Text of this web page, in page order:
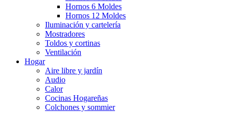
Hornos 6 Moldes
Hornos 12 Moldes
Iluminación y cartelería
Mostradores
Toldos y cortinas
Ventilación
Hogar
Aire libre y jardín
Audio
Calor
Cocinas Hogareñas
Colchones y sommier